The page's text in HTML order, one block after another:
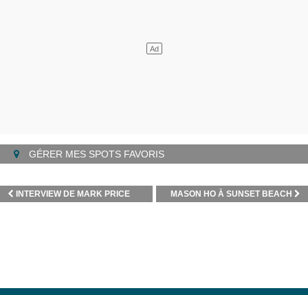
GÉRER MES SPOTS FAVORIS
MASON HO À SUNSET BEACH
INTERVIEW DE MARK PRICE